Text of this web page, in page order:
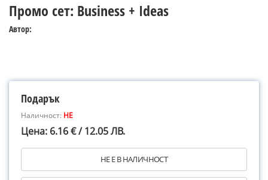
Промо сет: Business + Ideas
Автор:
Подарък
Наличност: НЕ
Цена: 6.16 € / 12.05 ЛВ.
НЕ Е В НАЛИЧНОСТ